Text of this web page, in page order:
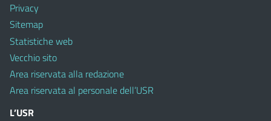
Privacy
Sitemap
Statistiche web
Vecchio sito
Area riservata alla redazione
Area riservata al personale dell’USR
L’USR